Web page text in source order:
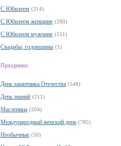
С Юбилеем (314)
С Юбилеем женщине (280)
С Юбилеем мужчине (151)
Свадьбы, годовщины (1)
Праздники:
День защитника Отечества (548)
День знаний (211)
Масленица (204)
Международный женский день (785)
Необычные (50)